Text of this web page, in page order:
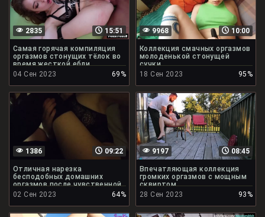
15:51
2835
Самая горячая компиляция
оргазмов стонущих тёлок во
время жесткой ебли
04 Сен 2023
69%
10:00
9968
Коллекция смачных оргазмов
молоденькой стонущей
сучки
18 Сен 2023
95%
09:22
1386
Отличная нарезка
бесподобных домашних
оргазмов после чувственной
ебли
02 Сен 2023 64%
08:45
9197
Впечатляющая коллекция
громких оргазмов с мощным
сквиртом
28 Сен 2023
93%